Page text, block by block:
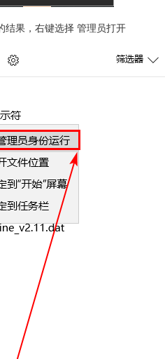
结果，右键选择 管理员打开